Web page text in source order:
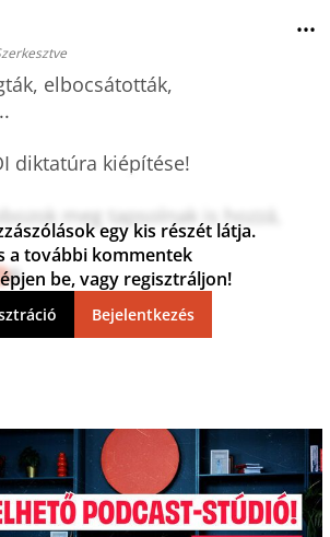
•••
elbocsátották,
diktatúra kiépítése!
meg tapsolnak is hozzá,
0
egy kis részét látja.
a további kommentek
be, vagy regisztráljon!
Bejelentkezés